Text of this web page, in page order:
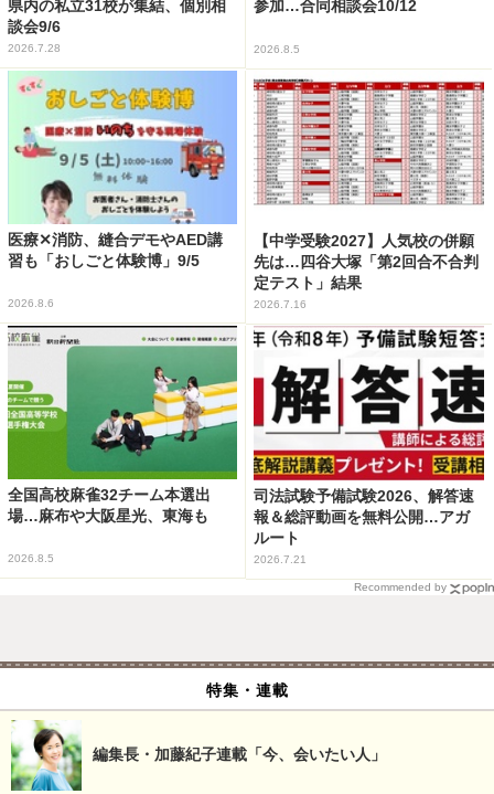
県内の私立31校が集結、個別相
談会9/6
2026.7.28
参加…合同相談会10/12
2026.8.5
医療✕消防、縫合デモやAED講
習も「おしごと体験博」9/5
2026.8.6
【中学受験2027】人気校の併願
先は…四谷大塚「第2回合不合判
定テスト」結果
2026.7.16
全国高校麻雀32チーム本選出
場…麻布や大阪星光、東海も
2026.8.5
司法試験予備試験2026、解答速
報＆総評動画を無料公開…アガ
ルート
2026.7.21
Recommended by
特集・連載
編集長・加藤紀子連載「今、会いたい人」